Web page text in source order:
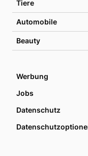
Tiere
Automobile
Beauty
Werbung
Jobs
Datenschutz